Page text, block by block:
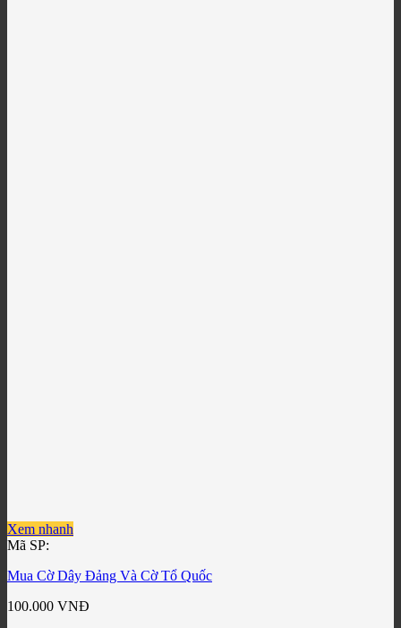
Xem nhanh
Mã SP:
Mua Cờ Dây Đảng Và Cờ Tổ Quốc
100.000 VNĐ